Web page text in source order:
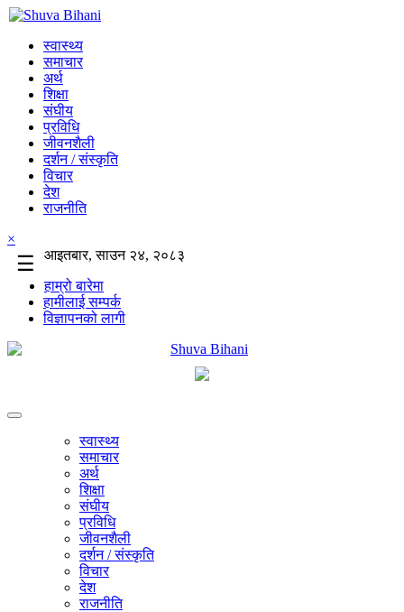
स्वास्थ्य
समाचार
अर्थ
शिक्षा
संघीय
प्रविधि
जीवनशैली
दर्शन / संस्कृति
विचार
देश
राजनीति
×
☰
आइतबार, साउन २४, २०८३
हाम्रो बारेमा
हामीलाई सम्पर्क
विज्ञापनको लागी
स्वास्थ्य
समाचार
अर्थ
शिक्षा
संघीय
प्रविधि
जीवनशैली
दर्शन / संस्कृति
विचार
देश
राजनीति